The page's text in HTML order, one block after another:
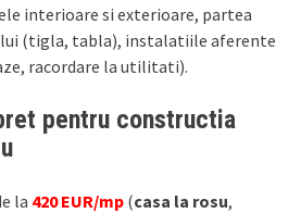
interioare si exterioare, partea
(tigla, tabla), instalatiile aferente
racordare la utilitati).
pentru constructia
la 420 EUR/mp (casa la rosu,